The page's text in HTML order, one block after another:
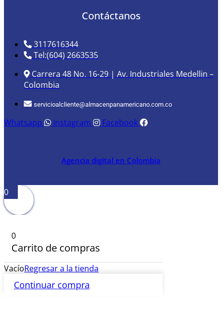
Contáctanos
3117616344
Tel:(604) 2663535
Carrera 48 No. 16-29 | Av. Industriales Medellin –
Colombia
servicioalcliente@almacenpanamericano.com.co
Whatsapp Instagram Facebook
Agencia digital en Colombia
0
0
Carrito de compras
VacíoRegresar a la tienda
Continuar compra